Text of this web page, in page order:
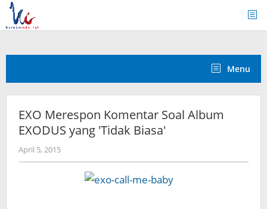
Skip
content
Menu
EXO Merespon Komentar Soal Album
EXODUS yang 'Tidak Biasa'
April 5, 2015by
Koreanindo